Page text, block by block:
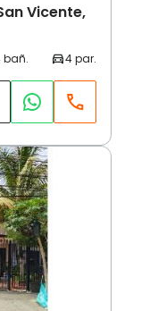
Vicente,